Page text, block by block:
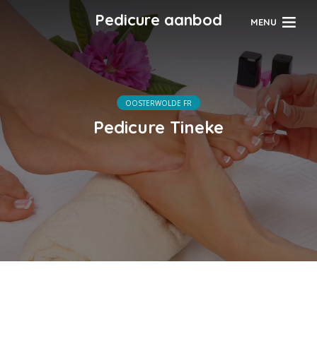
Pedicure aanbod MENU
OOSTERWOLDE FR
Pedicure Tineke